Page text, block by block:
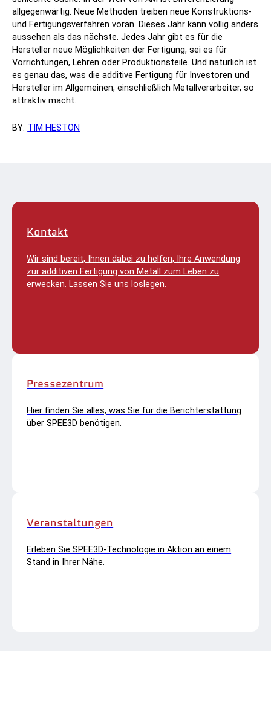
allgegenwärtig. Neue Methoden treiben neue Konstruktions-
und Fertigungsverfahren voran. Dieses Jahr kann völlig anders
aussehen als das nächste. Jedes Jahr gibt es für die
Hersteller neue Möglichkeiten der Fertigung, sei es für
Vorrichtungen, Lehren oder Produktionsteile. Und natürlich ist
es genau das, was die additive Fertigung für Investoren und
Hersteller im Allgemeinen, einschließlich Metallverarbeiter, so
attraktiv macht.
BY: TIM HESTON
Kontakt
Wir sind bereit, Ihnen dabei zu helfen, Ihre Anwendung
zur additiven Fertigung von Metall zum Leben zu
erwecken. Lassen Sie uns loslegen.
Pressezentrum
Hier finden Sie alles, was Sie für die Berichterstattung
über SPEE3D benötigen.
Veranstaltungen
Erleben Sie SPEE3D-Technologie in Aktion an einem
Stand in Ihrer Nähe.